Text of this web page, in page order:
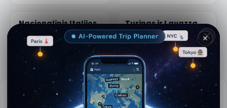
Nacionalinis Italijos
Risorgimento
muziejus
📍 1.5 km away
Turinas ir Lavazza
muziejus
📍 1.8 km away
Praktinė informacija
✕